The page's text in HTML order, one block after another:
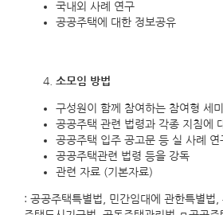
국내외 사례 연구
공공주택에 대한 정보공유
소모임 방법
구성원이 함께 참여하는 참여형 세
공공주택 관련 법령과 각종 지침에
공공주택 입주 공고문 등 실 사례 연
공공주택관련 법령 등을 강독
관련 자료 (기본자료)
: 공공주택특별법, 민간임대에 관한특별법,